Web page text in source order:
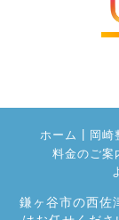
ホーム 岡崎
料金のご案
鎌ヶ谷市の西佐